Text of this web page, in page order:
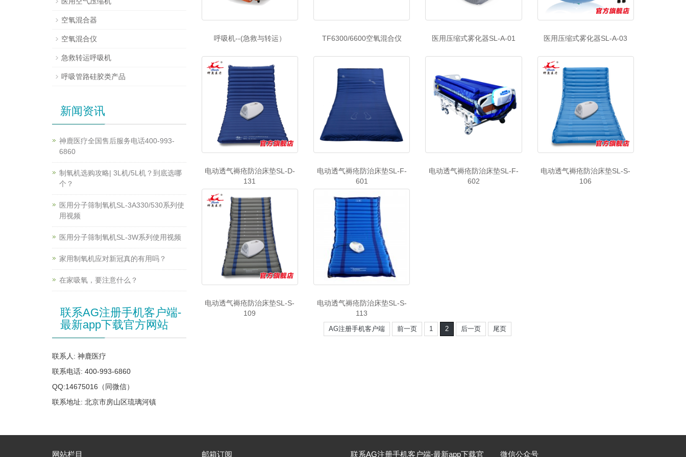
呼吸机--(急救与转运） TF6300/6600空氧混合仪 医用压缩式雾化器SL-A-01 医用压缩式雾化器SL-A-03
电动透气褥疮防治床垫SL-D-
131
电动透气褥疮防治床垫SL-F-
601
电动透气褥疮防治床垫SL-F-
602
电动透气褥疮防治床垫SL-S-
106
电动透气褥疮防治床垫SL-S-
109
电动透气褥疮防治床垫SL-S-
113
AG注册手机客户端 前一页 1 2 后一页 尾页
空氧混合器
空氧混合仪
急救转运呼吸机
呼吸管路硅胶类产品
新闻资讯
神鹿医疗全国售后服务电话400-993-
6860
制氧机选购攻略| 3L机/5L机？到底选哪
个？
医用分子筛制氧机SL-3A330/530系列使
用视频
医用分子筛制氧机SL-3W系列使用视频
家用制氧机应对新冠真的有用吗？
在家吸氧，要注意什么？
联系AG注册手机客户端-
最新app下载官方网站
联系人: 神鹿医疗
联系电话: 400-993-6860
QQ:14675016（同微信）
联系地址: 北京市房山区琉璃河镇
网站栏目 邮箱订阅 联系AG注册手机客户端-最新app下载官 微信公众号